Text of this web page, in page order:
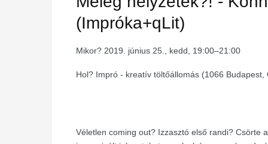
(Impróka+qLit)
Mikor? 2019. június 25., kedd, 19:00–21:00
Hol? Impró - kreatív töltőállomás (1066 Budapest,
Véletlen coming out? Izzasztó első randi? Csörte